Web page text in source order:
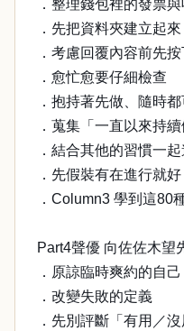
．整理錢包裡的發票
．先把資料夾建立起來
．考慮回覆內容前先
．愈忙愈要仔細檢查
．抱持著先做、隨時
．蒐集「一直以來持續
．結合其他的習慣一
．先假裝有在進行就好
．Column3 學到這80
Part4聲優 向佐佐木望
．原諒臨時爽約的自己
．改變失敗的定義
．先別評斷「有用／沒